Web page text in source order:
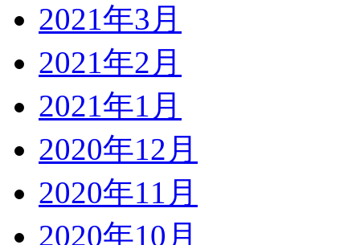
2021年3月
2021年2月
2021年1月
2020年12月
2020年11月
2020年10月